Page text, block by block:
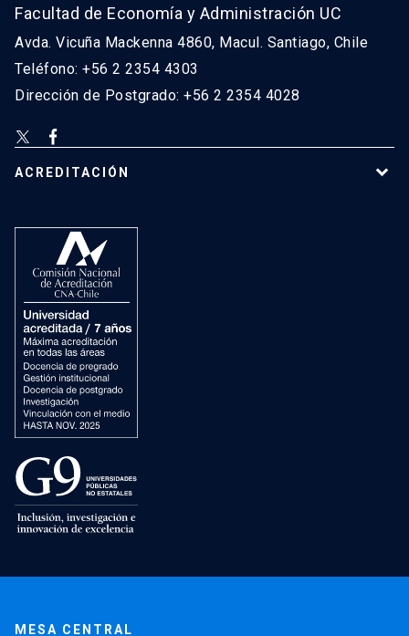
Facultad de Economía y Administración UC
Avda. Vicuña Mackenna 4860, Macul. Santiago, Chile
Teléfono: +56 2 2354 4303
Dirección de Postgrado: +56 2 2354 4028
ACREDITACIÓN
MESA CENTRAL